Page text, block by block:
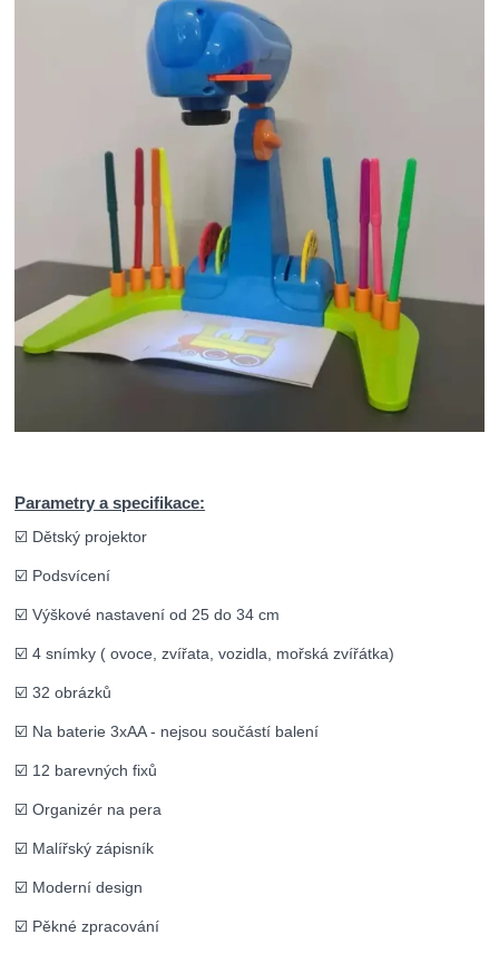
Parametry a specifikace:
☑️ Dětský projektor
☑️ Podsvícení
☑️ Výškové nastavení od 25 do 34 cm
☑️ 4 snímky ( ovoce, zvířata, vozidla, mořská zvířátka)
☑️ 32 obrázků
☑️ Na baterie 3xAA - nejsou součástí balení
☑️ 12 barevných fixů
☑️ Organizér na pera
☑️ Malířský zápisník
☑️ Moderní design
☑️ Pěkné zpracování